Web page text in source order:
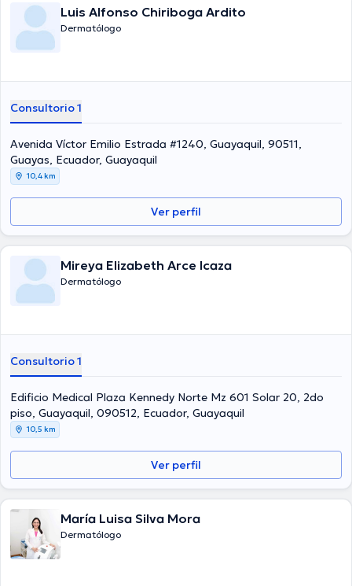
Luis Alfonso Chiriboga Ardito
Dermatólogo
Consultorio 1
Avenida Víctor Emilio Estrada #1240, Guayaquil, 90511,
Guayas, Ecuador, Guayaquil
10,4 km
Ver perfil
Mireya Elizabeth Arce Icaza
Dermatólogo
Consultorio 1
Edificio Medical Plaza Kennedy Norte Mz 601 Solar 20, 2do
piso, Guayaquil, 090512, Ecuador, Guayaquil
10,5 km
Ver perfil
María Luisa Silva Mora
Dermatólogo